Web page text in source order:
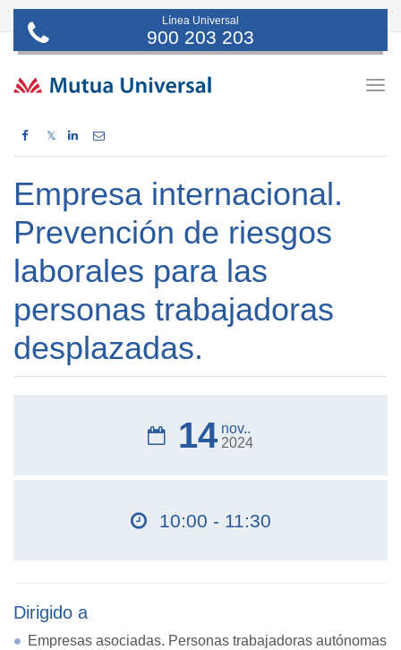
Línea Universal
900 203 203
𝕏
Empresa internacional.
Prevención de riesgos
laborales para las
personas trabajadoras
desplazadas.
14 nov..
2024
10:00 - 11:30
Dirigido a
Empresas asociadas. Personas trabajadoras autónomas